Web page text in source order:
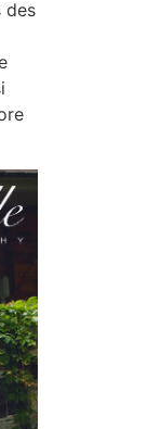
des